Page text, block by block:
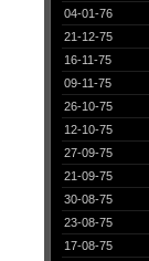
04-01-76
21-12-75
16-11-75
09-11-75
26-10-75
12-10-75
27-09-75
21-09-75
30-08-75
23-08-75
17-08-75